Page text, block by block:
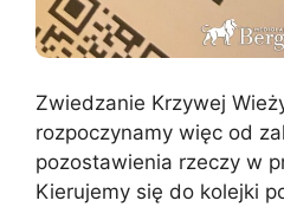
Zwiedzanie Krzywej
rozpoczynamy więc od
pozostawienia rzeczy w
Kierujemy się do kolejki